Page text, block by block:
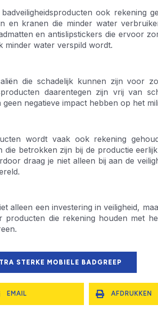
ook rekening
en kranen die minder water
en antislipstickers die ervoor
minder water verspild wordt.
die schadelijk kunnen zijn voor
daarentegen zijn vrij van
negatieve impact hebben op het
wordt vaak ook rekening
betrokken zijn bij de productie
draag je niet alleen bij aan de
alleen een investering in veiligheid,
die rekening houden met
STERKE MOBIELE BADGREEP
EMAIL AFDRUKKEN